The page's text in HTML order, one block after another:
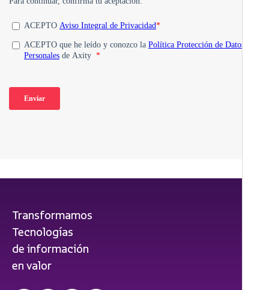
Transformamos
Tecnologías
de información
en valor